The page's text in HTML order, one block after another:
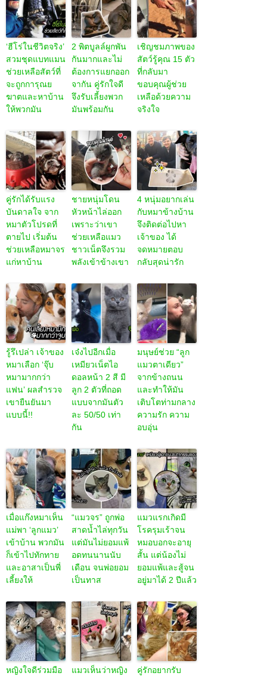
‘ฮีโร่ในชีวิตจริง’
สวมชุดแบทแมน
ช่วยเหลือสัตว์ที่
จะถูกการุณย
ฆาตและหาบ้าน
ให้พวกมัน
2 พิตบูลล์ผูกพัน
กันมากและไม่
ต้องการแยกออก
จากัน คู่รักใจดี
จึงรับเลี้ยงพวก
มันพร้อมกัน
เชิญชมภาพของ
สัตว์รู้คุณ 15 ตัว
ที่กลับมา
ขอบคุณผู้ช่วย
เหลือด้วยความ
จริงใจ
คู่รักได้รับแรง
บันดาลใจ จาก
หมาตัวโปรดที่
ตายไป เริ่มต้น
ช่วยเหลือหมาจร
แก่หาบ้าน
ชายหนุ่มโดน
หัวหน้าไล่ออก
เพราะว่าเขา
ช่วยเหลือแมว
ชาวเน็ตจึงรวม
พลังเข้าข้างเขา
4 หนุ่มอยากเล่น
กับหมาข้างบ้าน
จึงติดต่อไปหา
เจ้าของ ได้
จดหมายตอบ
กลับสุดน่ารัก
รู้รึเปล่า เจ้าของ
หมาเลือก ‘จุ๊บ
หมามากกว่า
แฟน’ ผลสำรวจ
เขายืนยันมา
แบบนี้!!
เจ๋งไปอีกเมื่อ
เหมียวเน็ตไอ
ดอลหน้า 2 สี มี
ลูก 2 ตัวที่ถอด
แบบจากมันตัว
ละ 50/50 เท่า
กัน
มนุษย์ช่วย “ลูก
แมวตาเดียว”
จากข้างถนน
และทำให้มัน
เติบโตท่ามกลาง
ความรัก ความ
อบอุ่น
เมื่อแก๊งหมาเห็น
แม่พา ‘ลูกแมว’
เข้าบ้าน พวกมัน
ก็เข้าไปทักทาย
และอาสาเป็นพี่
เลี้ยงให้
“แมวจร” ถูกพ่อ
สาดน้ำไล่ทุกวัน
แต่มันไม่ยอมแพ้
อดทนนานนับ
เดือน จนพ่อยอม
เป็นทาส
แมวแรกเกิดมี
โรครุมเร้าจน
หมอบอกจะอายุ
สั้น แต่น้องไม่
ยอมแพ้และสู้จน
อยู่มาได้ 2 ปีแล้ว
หญิงใจดีร่วมมือ
แมวเห็นว่าหญิง
คู่รักอยากรับ